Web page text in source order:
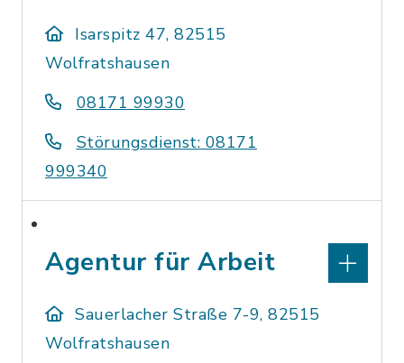
Isarspitz 47, 82515
Wolfratshausen
08171 99930
Störungsdienst: 08171
999340
Agentur für Arbeit
Sauerlacher Straße 7-9, 82515
Wolfratshausen